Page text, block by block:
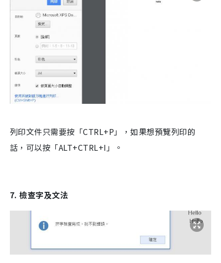
列印文件只需要按「CTRL+P」，如果想預覽列印的
話，可以按「ALT+CTRL+I」。
7. 檢查字及文法